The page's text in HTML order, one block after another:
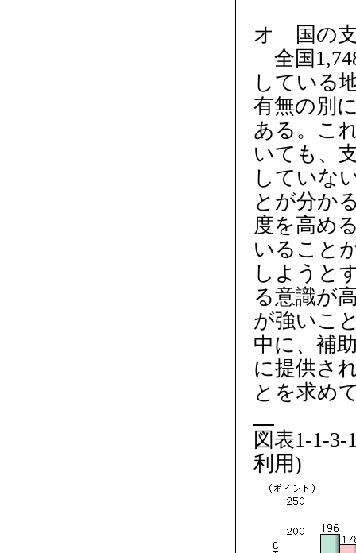
オ 国の
全国
している
有無の別
ある。こ
いても、
していな
とが分か
度を高め
いること
しようと
る意識が
が強いこ
中に、補
に提供さ
とを求め
図表1-1-
利用)